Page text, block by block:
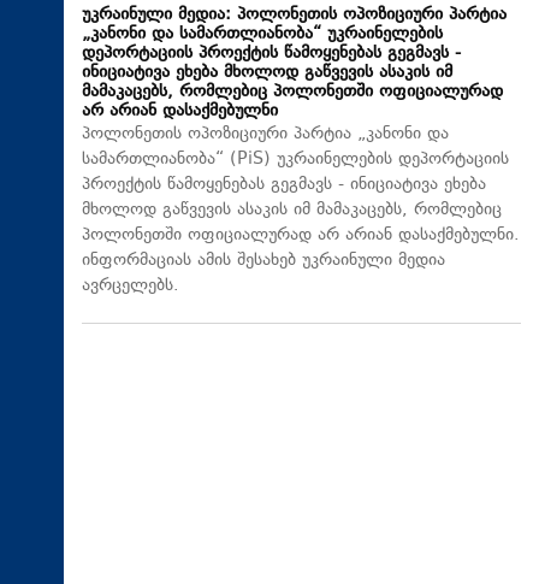
უკრაინული მედია: პოლონეთის ოპოზიციური პარტია
„კანონი და სამართლიანობა“ უკრაინელების
დეპორტაციის პროექტის წამოყენებას გეგმავს -
ინიციატივა ეხება მხოლოდ გაწვევის ასაკის იმ
მამაკაცებს, რომლებიც პოლონეთში ოფიციალურად
არ არიან დასაქმებულნი
პოლონეთის ოპოზიციური პარტია „კანონი და
სამართლიანობა“ (PiS) უკრაინელების დეპორტაციის
პროექტის წამოყენებას გეგმავს - ინიციატივა ეხება
მხოლოდ გაწვევის ასაკის იმ მამაკაცებს, რომლებიც
პოლონეთში ოფიციალურად არ არიან დასაქმებულნი.
ინფორმაციას ამის შესახებ უკრაინული მედია
ავრცელებს.